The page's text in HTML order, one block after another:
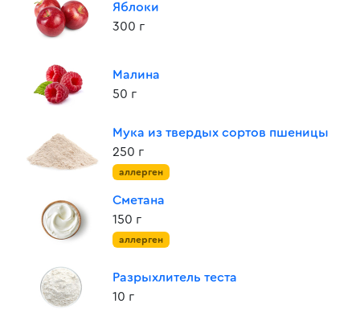
Яблоки
300 г
Малина
50 г
Мука из твердых сортов пшеницы
250 г
аллерген
Сметана
150 г
аллерген
Разрыхлитель теста
10 г